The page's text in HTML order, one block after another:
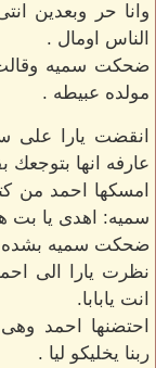
وانا حر وبعدين
الناس اومال .
ضحكت سميه
مولده عبيطه .
انقضت يارا على
عارفه انها بتوجعك
امسكها احمد من
سميه: اهدى يا بت
ضحكت سميه بشده
نظرت يارا الى
انت يابابا.
احتضنها احمد
ربنا يخليكو ليا .